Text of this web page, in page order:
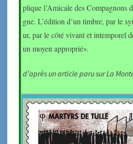
plique l’Amicale des Compagnons
gne. L’édition d’un timbre, par le
ur, par le côté vivant et intemporel
un moyen approprié».
d’après un article paru sur La